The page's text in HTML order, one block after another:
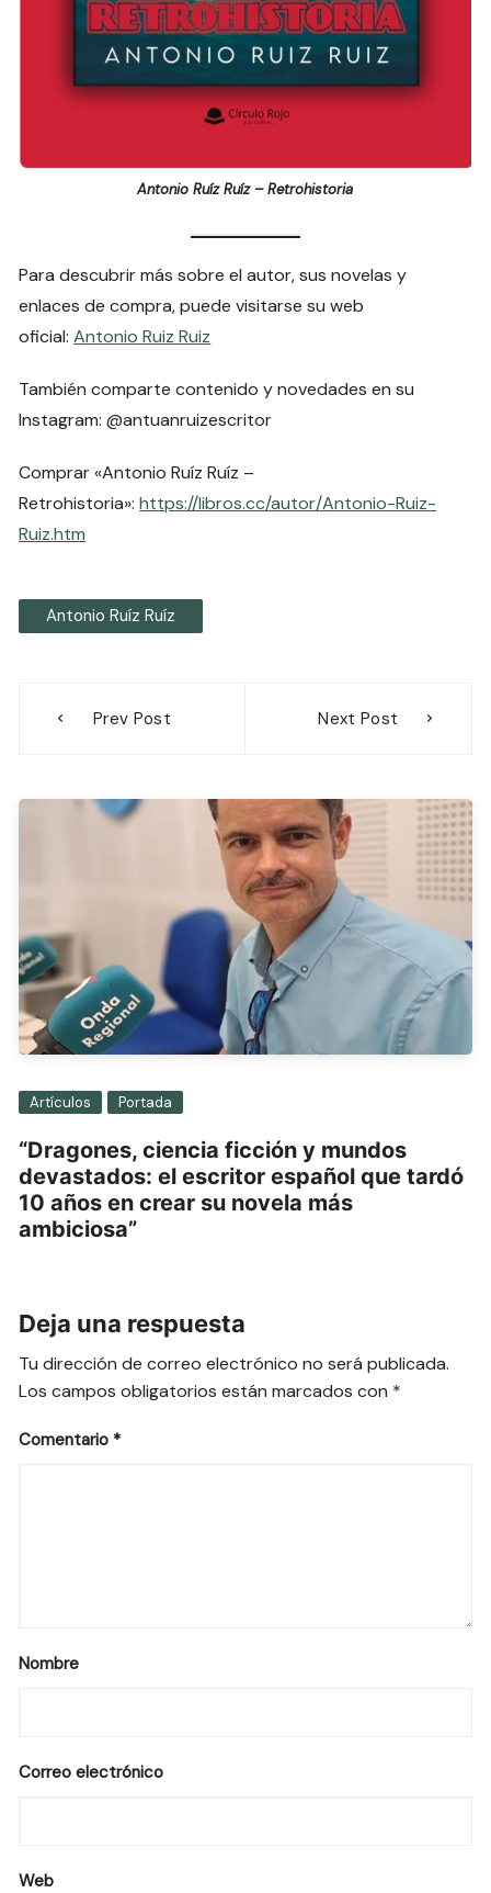
Antonio Ruíz Ruíz – Retrohistoria
Para descubrir más sobre el autor, sus novelas y
enlaces de compra, puede visitarse su web
oficial:Antonio Ruiz Ruiz
También comparte contenido y novedades en su
Instagram:@antuanruizescritor
Comprar «Antonio Ruíz Ruíz –
Retrohistoria»:https://libros.cc/autor/Antonio-Ruiz-
Ruiz.htm
Antonio Ruíz Ruíz
Prev Post Next Post
Artículos Portada
“Dragones, ciencia ficción y mundos
devastados: el escritor español que tardó
10 años en crear su novela más
ambiciosa”
Deja una respuesta
Tu dirección de correo electrónico no será publicada.
Los campos obligatorios están marcados con *
Comentario *
Nombre
Correo electrónico
Web